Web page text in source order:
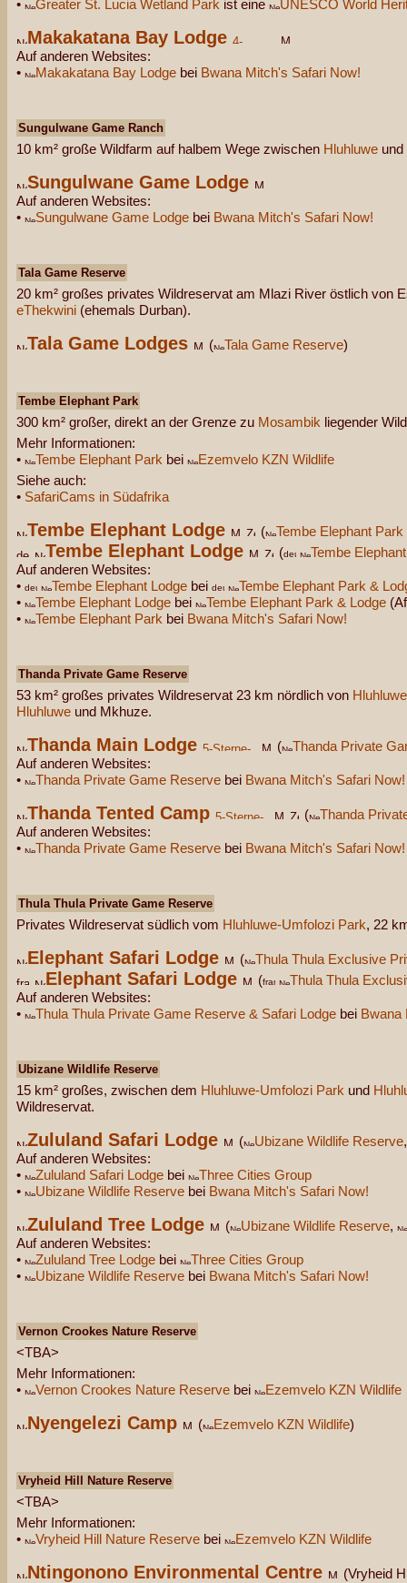
• Greater St. Lucia Wetland Park ist eine UNESCO World
Makakatana Bay Lodge
Auf anderen Websites:
•
Makakatana Bay Lodge bei Bwana Mitch's Safari Now!
Sungulwane Game Ranch
10 km² große Wildfarm auf halbem Wege zwischen Hluhluwe
Sungulwane Game Lodge
Auf anderen Websites:
•
Sungulwane Game Lodge bei Bwana Mitch's Safari Now!
Tala Game Reserve
20 km² großes privates Wildreservat am Mlazi River östlich von
eThekwini (ehemals Durban).
Tala Game Lodges ( Tala Game Reserve)
Tembe Elephant Park
300 km² großer, direkt an der Grenze zu Mosambik liegender
Mehr Informationen:
•
Tembe Elephant Park bei
Ezemvelo KZN Wildlife
Siehe auch:
• SafariCams in Südafrika
Tembe Elephant Lodge ( Tembe Elephant Park
Tembe Elephant Lodge (
Tembe
Auf anderen Websites:
•
Tembe Elephant Lodge bei
Tembe Elephant Park &
•
Tembe Elephant Lodge bei Tembe Elephant Park & Lodge
•
Tembe Elephant Park bei Bwana Mitch's Safari Now!
Thanda Private Game Reserve
53 km² großes privates Wildreservat 23 km nördlich von Hluhluwe
Hluhluwe und Mkhuze.
Thanda Main Lodge (
Thanda Private
Auf anderen Websites:
•
Thanda Private Game Reserve bei Bwana Mitch's Safari Now!
Thanda Tented Camp (
Thanda
Auf anderen Websites:
•
Thanda Private Game Reserve bei Bwana Mitch's Safari Now!
Thula Thula Private Game Reserve
Privates Wildreservat südlich vom Hluhluwe-Umfolozi Park, 22
Elephant Safari Lodge ( Thula Thula Exclusive
Elephant Safari Lodge (
Thula Thula
Auf anderen Websites:
•
Thula Thula Private Game Reserve & Safari Lodge bei Bwana
Ubizane Wildlife Reserve
15 km² großes, zwischen dem Hluhluwe-Umfolozi Park und
Wildreservat.
Zululand Safari Lodge ( Ubizane Wildlife Reserve
Auf anderen Websites:
•
Zululand Safari Lodge bei
Three Cities Group
•
Ubizane Wildlife Reserve bei Bwana Mitch's Safari Now!
Zululand Tree Lodge ( Ubizane Wildlife Reserve,
Auf anderen Websites:
•
Zululand Tree Lodge bei
Three Cities Group
•
Ubizane Wildlife Reserve bei Bwana Mitch's Safari Now!
Vernon Crookes Nature Reserve
<TBA>
Mehr Informationen:
•
Vernon Crookes Nature Reserve bei Ezemvelo KZN Wildlife
Nyengelezi Camp ( Ezemvelo KZN Wildlife)
Vryheid Hill Nature Reserve
<TBA>
Mehr Informationen:
•
Vryheid Hill Nature Reserve bei Ezemvelo KZN Wildlife
Ntingonono Environmental Centre (Vryheid